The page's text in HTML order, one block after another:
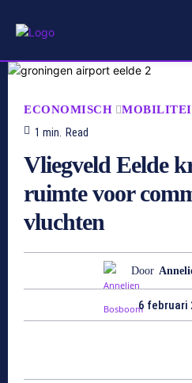
ECONOMISCH
1 min. Read
Vliegveld Eelde
ruimte voor
vluchten
Door
6 februari